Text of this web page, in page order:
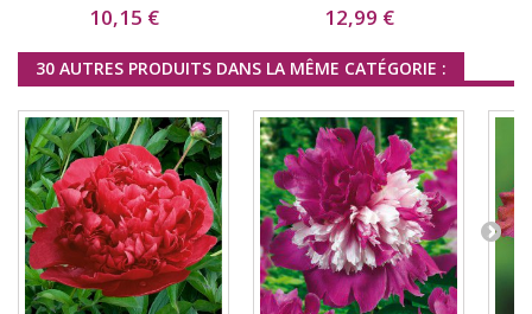
10,15 € 12,99 €
30 AUTRES PRODUITS DANS LA MÊME CATÉGORIE :